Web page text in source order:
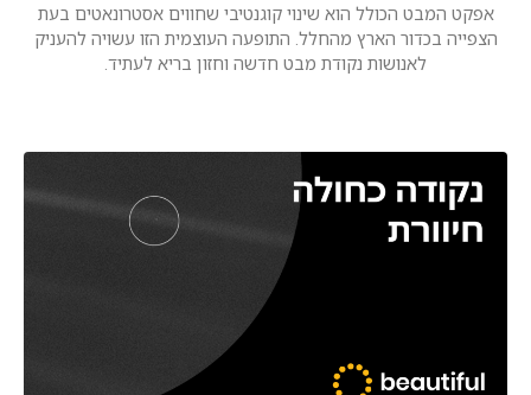
אפקט המבט הכולל הוא שינוי קוגנטיבי שחווים אסטרונאטים בעת
הצפייה בכדור הארץ מהחלל. התופעה העוצמית הזו עשויה להעניק
לאנושות נקודת מבט חדשה וחזון בריא לעתיד.